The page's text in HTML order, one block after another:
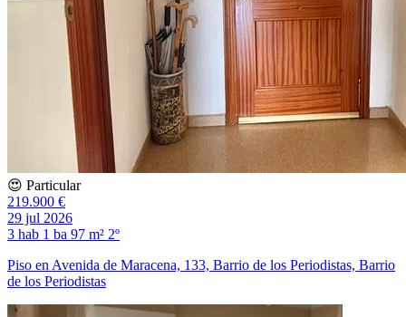
😍 Particular
219.900 €
29 jul 2026
3 hab 1 ba 97 m² 2º
Piso en Avenida de Maracena, 133, Barrio de los Periodistas, Barrio
de los Periodistas